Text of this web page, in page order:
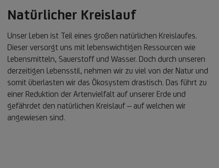
Natürlicher Kreislauf
Unser Leben ist Teil eines großen natürlichen Kreislaufes.
Dieser versorgt uns mit lebenswichtigen Ressourcen wie
Lebensmitteln, Sauerstoff und Wasser. Doch durch unseren
derzeitigen Lebensstil, nehmen wir zu viel von der Natur und
somit überlasten wir das Ökosystem drastisch. Das führt zu
einer Reduktion der Artenvielfalt auf unserer Erde und
gefährdet den natürlichen Kreislauf – auf welchen wir
angewiesen sind.